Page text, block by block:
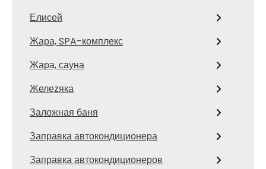
Елисей
Жара, SPA-комплекс
Жара, сауна
Желеzяка
Заложная баня
Заправка автокондиционера
Заправка автокондиционеров